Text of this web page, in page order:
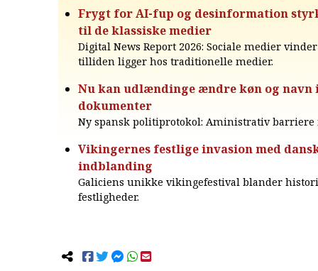
Frygt for AI-fup og desinformation
til de klassiske medier
Digital News Report 2026: Sociale medier
tilliden ligger hos traditionelle medier.
Nu kan udlændinge ændre køn og navn
dokumenter
Ny spansk politiprotokol: Aministrativ barriere
Vikingernes festlige invasion med
indblanding
Galiciens unikke vikingefestival blander
festligheder.